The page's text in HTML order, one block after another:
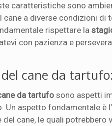
caratteristiche sono
cane a diverse condizioni
rispettare la
con pazienza e
cane da
da tartufosono aspetti
Un aspetto fondamentale è l’
cane, le quali potrebbero